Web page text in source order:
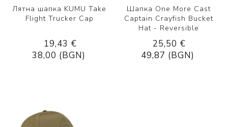
Лятна шапка KUMU Take
Flight Trucker Cap
19,43 €
38,00 (BGN)
Шапка One More Cast
Captain Crayfish Bucket
Hat - Reversible
25,50 €
49,87 (BGN)